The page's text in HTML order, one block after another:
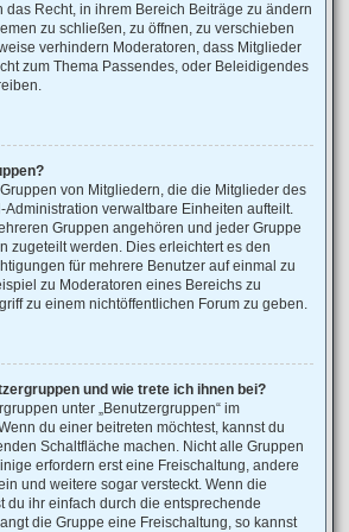
das Recht, in ihrem Bereich Beiträge zu ändern
zu schließen, zu öffnen, zu verschieben
verhindern Moderatoren, dass Mitglieder
zum Thema Passendes, oder Beleidigendes
von Mitgliedern, die die Mitglieder des
Administration verwaltbare Einheiten aufteilt.
Gruppen angehören und jeder Gruppe
zugeteilt werden. Dies erleichtert es den
für mehrere Benutzer auf einmal zu
zu Moderatoren eines Bereichs zu
zu einem nichtöffentlichen Forum zu geben.
und wie trete ich ihnen bei?
unter „Benutzergruppen“ im
du einer beitreten möchtest, kannst du
Schaltfläche machen. Nicht alle Gruppen
erfordern erst eine Freischaltung, andere
und weitere sogar versteckt. Wenn die
du ihr einfach durch die entsprechende
die Gruppe eine Freischaltung, so kannst